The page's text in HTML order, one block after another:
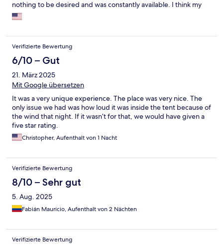
nothing to be desired and was constantly available. I think my
family and I will return soon!
Verifizierte Bewertung
6/10 – Gut
21. März 2025
Mit Google übersetzen
It was a very unique experience. The place was very nice. The
only issue we had was how loud it was inside the tent because of
the wind that night. If it wasn’t for that, we would have given a
five star rating.
Christopher, Aufenthalt von 1 Nacht
Verifizierte Bewertung
8/10 – Sehr gut
5. Aug. 2025
Fabián Mauricio, Aufenthalt von 2 Nächten
Verifizierte Bewertung